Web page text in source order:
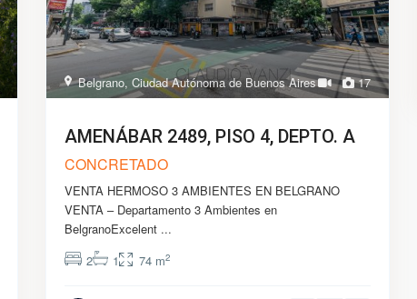
17
Belgrano, Ciudad Autónoma de Buenos Aires
AMENÁBAR 2489, PISO 4, DEPTO. A
CONCRETADO
VENTA HERMOSO 3 AMBIENTES EN BELGRANO
VENTA – Departamento 3 Ambientes en
BelgranoExcelent ...
2
1 74 m2